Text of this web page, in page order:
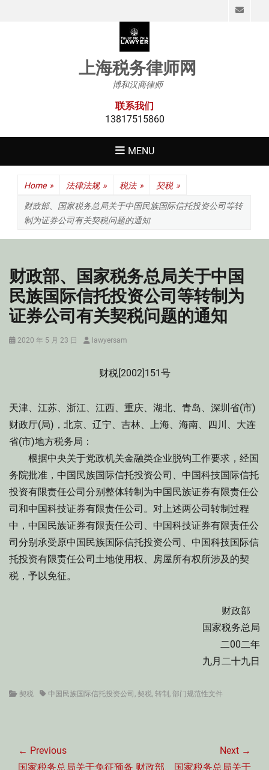
上海税务律师网
博和汉商律师
联系我们
13817515860
MENU
Home » 法律法规 » 税法 » 契税 »
财政部、国家税务总局关于中国民族国际信托投资公司等转
制为证券公司有关契税问题的通知
财政部、国家税务总局关于中国
民族国际信托投资公司等转制为
证券公司有关契税问题的通知
Posted
2020 年 5 月 23 日 Authorlawyersam
财税[2002]151号
天津、江苏、浙江、江西、重庆、湖北、青岛、深圳省(市)
财政厅(局)，北京、辽宁、吉林、上海、海南、四川、大连
省(市)地方税务局：
根据中央关于党政机关金融类企业脱钩工作要求，经国
务院批准，中国民族国际信托投资公司、中国科技国际信托
投资有限责任公司分别整体转制为中国民族证券有限责任公
司和中国科技证券有限责任公司。对上述两公司转制过程
中，中国民族证券有限责任公司、中国科技证券有限责任公
司分别承受原中国民族国际信托投资公司、中国科技国际信
托投资有限责任公司土地使用权、房屋所有权所涉及的契
税，予以免征。
财政部
国家税务总局
二00二年
九月二十九日
Categories
契税 Tags中国民族国际信托投资公司 , 契税, 转制 , 部门规范性文件
章
← Previous
Previous
国家税务总局关于免征预备
Next →
Next
财政部、国家税务总局关于